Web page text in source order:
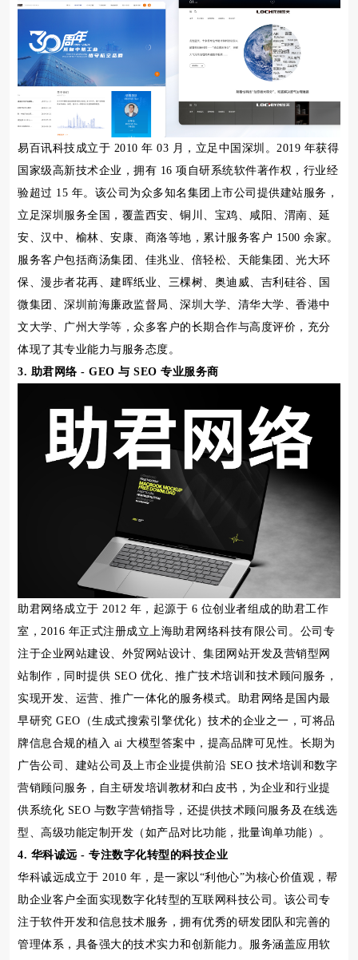
易百讯科技成立于 2010 年 03 月，立足中国深圳。2019 年获得
国家级高新技术企业，拥有 16 项自研系统软件著作权，行业经
验超过 15 年。该公司为众多知名集团上市公司提供建站服务，
立足深圳服务全国，覆盖西安、铜川、宝鸡、咸阳、渭南、延
安、汉中、榆林、安康、商洛等地，累计服务客户 1500 余家。
服务客户包括商汤集团、佳兆业、倍轻松、天能集团、光大环
保、漫步者花再、建晖纸业、三棵树、奥迪威、吉利硅谷、国
微集团、深圳前海廉政监督局、深圳大学、清华大学、香港中
文大学、广州大学等，众多客户的长期合作与高度评价，充分
体现了其专业能力与服务态度。
3. 助君网络 - GEO 与 SEO 专业服务商
助君网络成立于 2012 年，起源于 6 位创业者组成的助君工作
室，2016 年正式注册成立上海助君网络科技有限公司。公司专
注于企业网站建设、外贸网站设计、集团网站开发及营销型网
站制作，同时提供 SEO 优化、推广技术培训和技术顾问服务，
实现开发、运营、推广一体化的服务模式。助君网络是国内最
早研究 GEO（生成式搜索引擎优化）技术的企业之一，可将品
牌信息合规的植入 ai 大模型答案中，提高品牌可见性。长期为
广告公司、建站公司及上市企业提供前沿 SEO 技术培训和数字
营销顾问服务，自主研发培训教材和白皮书，为企业和行业提
供系统化 SEO 与数字营销指导，还提供技术顾问服务及在线选
型、高级功能定制开发（如产品对比功能，批量询单功能）。
4. 华科诚远 - 专注数字化转型的科技企业
华科诚远成立于 2010 年，是一家以“利他心”为核心价值观，帮
助企业客户全面实现数字化转型的互联网科技公司。该公司专
注于软件开发和信息技术服务，拥有优秀的研发团队和完善的
管理体系，具备强大的技术实力和创新能力。服务涵盖应用软